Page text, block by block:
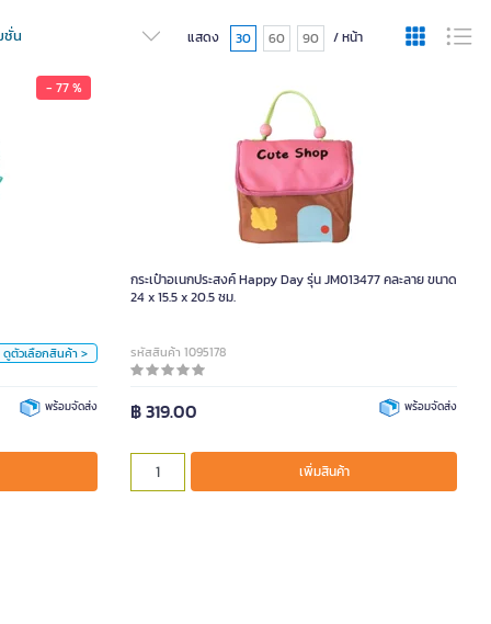
ชั่น แสดง 30 60 90 / หน้า
- 77 %
ดูตัวเลือกสินค้า >
พร้อมจัดส่ง
รุ่น PAR สีเขียว
กระเป๋าอเนกประสงค์ Happy Day รุ่น JM013477 คละลาย ขนาด
24 x 15.5 x 20.5 ซม.
รหัสสินค้า 1095178
฿ 319.00 พร้อมจัดส่ง
เพิ่มสินค้า